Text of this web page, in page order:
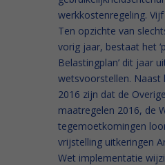
werkkostenregeling.
Ten opzichte van
vorig jaar, bestaat het
Belastingplan’ dit jaar
wetsvoorstellen. Naast
2016 zijn dat de
maatregelen 2016, de
tegemoetkomingen
vrijstelling uitkeringen
Wet implementatie